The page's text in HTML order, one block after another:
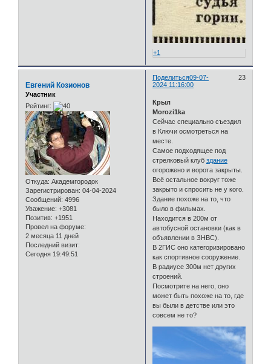
+1
Поделиться 23
09-07-
2024 11:16:00
Евгений Козионов
Участник
Рейтинг:
Откуда: Академгородок
Зарегистрирован: 04-04-2024
Сообщений: 4996
Уважение: +3081
Позитив: +1951
Провел на форуме:
2 месяца 11 дней
Последний визит:
Сегодня 19:49:51
Крыл
Morozi1ka
Сейчас специально съездил
в Ключи осмотреться на
месте.
Самое подходящее под
стрелковый клубздание
огорожено и ворота закрыты.
Всё остальное вокруг тоже
закрыто и спросить не у кого.
Здание похоже на то, что
было в фильмах.
Находится в 200м от
автобусной остановки (как в
объявлении в ЗНВС).
В 2ГИС оно категоризировано
как спортивное сооружение.
В радиусе 300м нет других
строений.
Посмотрите на него, оно
может быть похоже на то, где
вы были в детстве или это
совсем не то?